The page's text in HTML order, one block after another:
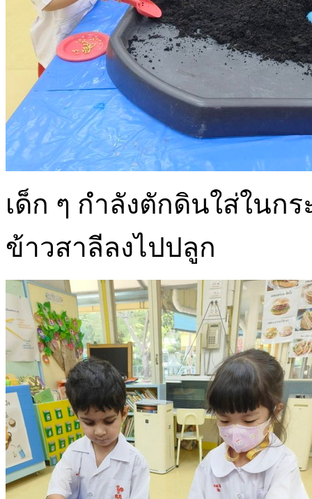
เด็ก ๆ กำลังตักดินใส่ในก
ข้าวสาลีลงไปปลูก